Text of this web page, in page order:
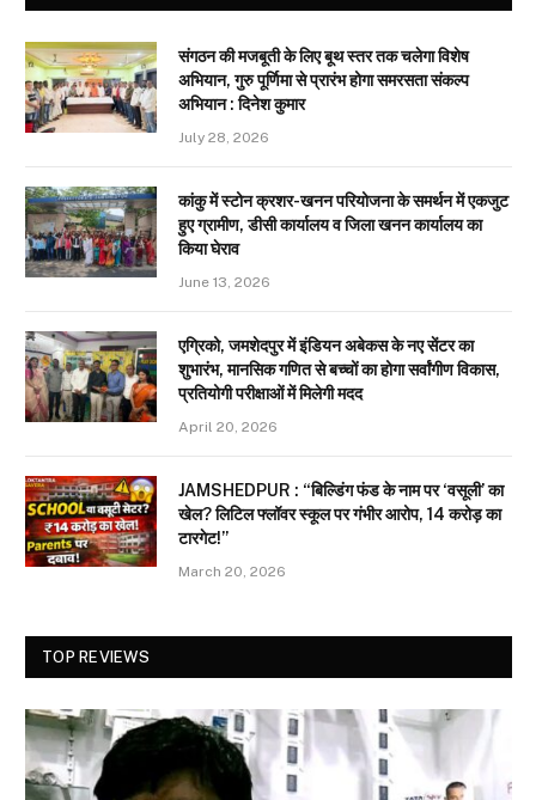
संगठन की मजबूती के लिए बूथ स्तर तक चलेगा विशेष
अभियान, गुरु पूर्णिमा से प्रारंभ होगा समरसता संकल्प
अभियान : दिनेश कुमार
July 28, 2026
कांकु में स्टोन क्रशर-खनन परियोजना के समर्थन में एकजुट
हुए ग्रामीण, डीसी कार्यालय व जिला खनन कार्यालय का
किया घेराव
June 13, 2026
एग्रिको, जमशेदपुर में इंडियन अबेकस के नए सेंटर का
शुभारंभ, मानसिक गणित से बच्चों का होगा सर्वांगीण विकास,
प्रतियोगी परीक्षाओं में मिलेगी मदद
April 20, 2026
JAMSHEDPUR : “बिल्डिंग फंड के नाम पर ‘वसूली’ का
खेल? लिटिल फ्लॉवर स्कूल पर गंभीर आरोप, 14 करोड़ का
टारगेट!”
March 20, 2026
TOP REVIEWS